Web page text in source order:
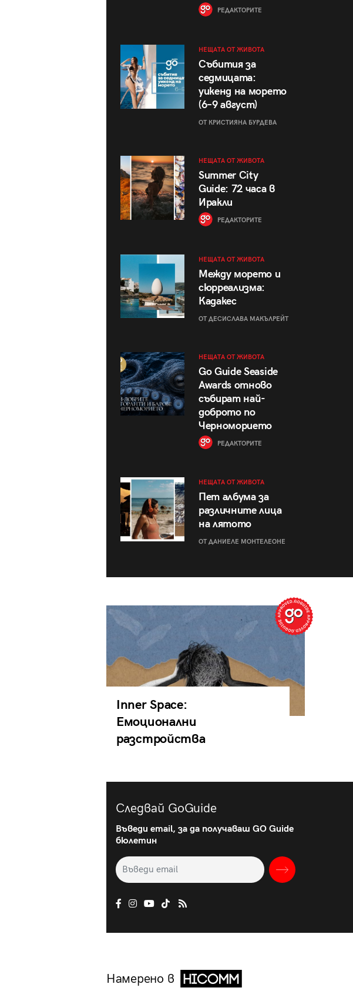
РЕДАКТОРИТЕ
НЕЩАТА ОТ ЖИВОТА
Събития за
седмицата:
уикенд на морето
(6–9 август)
ОТ КРИСТИЯНА БУРДЕВА
НЕЩАТА ОТ ЖИВОТА
Summer City
Guide: 72 часа в
Иракли
РЕДАКТОРИТЕ
НЕЩАТА ОТ ЖИВОТА
Между морето и
сюрреализма:
Кадакес
ОТ ДЕСИСЛАВА МАКЪЛРЕЙТ
НЕЩАТА ОТ ЖИВОТА
Go Guide Seaside
Awards отново
събират най-
доброто по
Черноморието
РЕДАКТОРИТЕ
НЕЩАТА ОТ ЖИВОТА
Пет албума за
различните лица
на лятото
ОТ ДАНИЕЛЕ МОНТЕЛЕОНЕ
Inner Space:
Емоционални
разстройства
Следвай GoGuide
Въведи email, за да получаваш GO Guide
бюлетин
Намерено в